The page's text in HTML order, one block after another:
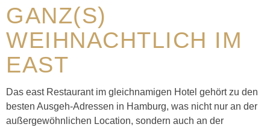
GANZ(S)
WEIHNACHTLICH IM
EAST
Das east Restaurant im gleichnamigen Hotel gehört zu den
besten Ausgeh-Adressen in Hamburg, was nicht nur an der
außergewöhnlichen Location, sondern auch an der